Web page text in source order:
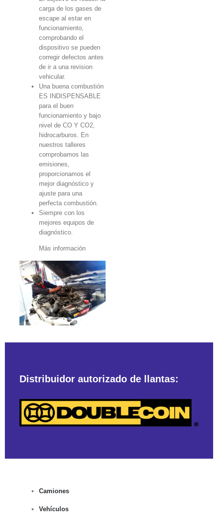
carga de los gases de
escape al estar en
funcionamiento,
comprobando el
dispositivo se pueden
corregir defectos antes
de ir a una revision
vehicular.
Una buena combustión
ES INDISPENSABLE
para el buen
funcionamiento y bajo
nivel de CO Y CO2,
hidrocarburos. En
nuestros talleres
comprobamos las
emisiones,
proporcionamos el
mejor diagnóstico y
ajuste para una
perfecta combustión.
Siempre con los
mejores equipos de
diagnóstico.
Más información
Distribuidor autorizado de llantas:
Camiones
Vehículos